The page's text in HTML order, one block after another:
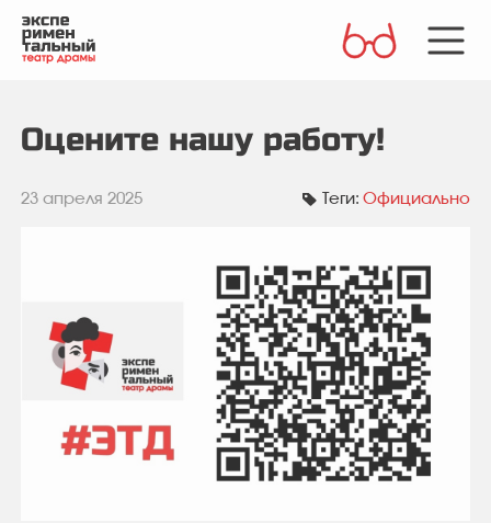
Оцените нашу работу!
23 апреля 2025 Теги: Официально